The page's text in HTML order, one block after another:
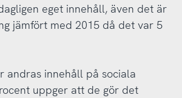
eget innehåll, även det är
jämfört med 2015 då det var 5
andras innehåll på sociala
uppger att de gör det